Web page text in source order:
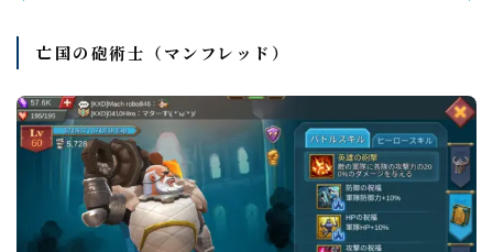
亡国の砲術士（マンフレッド）